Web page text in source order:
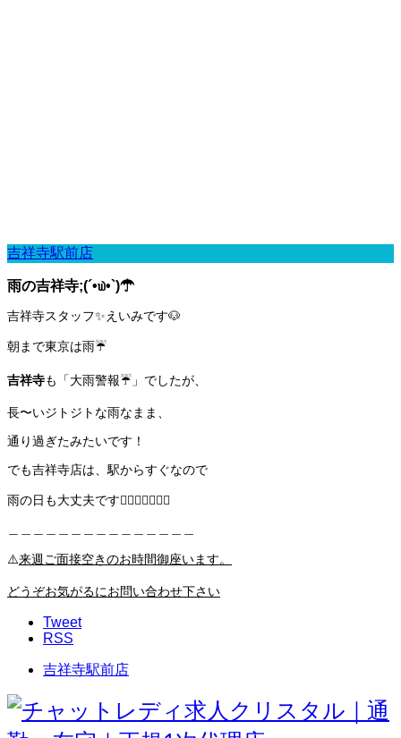
吉祥寺駅前店
雨の吉祥寺;(´•௰•`)☂
吉祥寺スタッフ✨えいみです🐶
朝まで東京は雨☔
吉祥寺も「大雨警報☔」でしたが、
長〜いジトジトな雨なまま、
通り過ぎたみたいです！
でも吉祥寺店は、駅からすぐなので
雨の日も大丈夫です👌🏼👌🏼👌🏼💜
⚠️来週ご面接空きのお時間御座います。
どうぞお気がるにお問い合わせ下さい
Tweet
RSS
吉祥寺駅前店